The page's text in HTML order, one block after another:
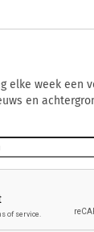
elke week een
en